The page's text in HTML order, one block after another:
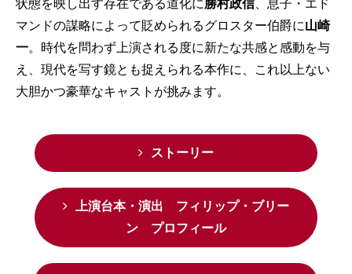
状態を映し出す存在である道化に勝村政信、息子・エド
マンドの謀略によって貶められるグロスター伯爵に山崎
一。時代を問わず上演される度に新たな共感と感動を与
え、現代を写す鏡とも捉えられる本作に、これ以上ない
大胆かつ豪華なキャストが挑みます。
ストーリー
上演台本・演出 フィリップ・ブリー
ン プロフィール